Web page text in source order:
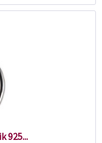
925...